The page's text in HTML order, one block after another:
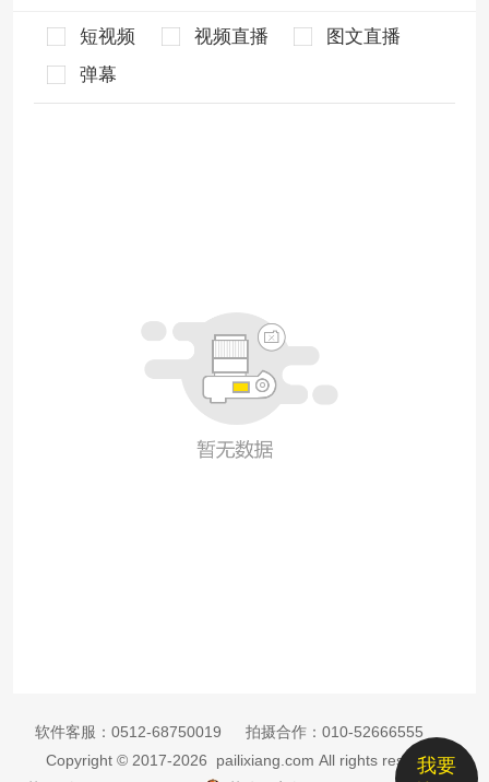
短视频 视频直播
图文直播
弹幕
我要
软件客服： 0512-68750019 拍摄合作： 010-52666555
Copyright © 2017-2026 pailixiang.com All rights reserved